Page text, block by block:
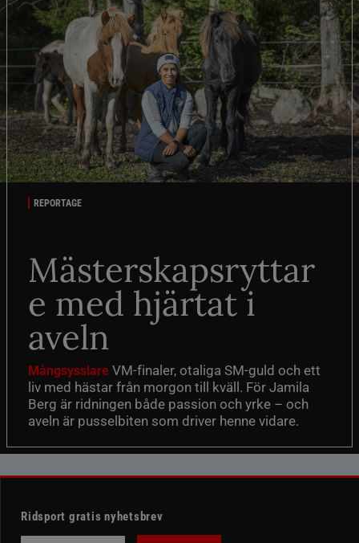
REPORTAGE
Mästerskapsryttar
e med hjärtat i
aveln
Mångsysslare VM-finaler, otaliga SM-guld och ett
liv med hästar från morgon till kväll. För Jamila
Berg är ridningen både passion och yrke – och
aveln är pusselbiten som driver henne vidare.
Ridsport gratis nyhetsbrev